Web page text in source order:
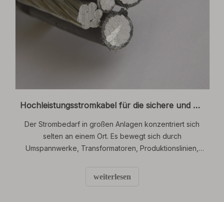
Hochleistungsstromkabel für die sichere und effiziente Energieverteilung in großen Anlagen
Der Strombedarf in großen Anlagen konzentriert sich
selten an einem Ort. Es bewegt sich durch
Umspannwerke, Transformatoren, Produktionslinien,
und Hilfsstromkreise, oft über lange Strecken mit
weiterlesen